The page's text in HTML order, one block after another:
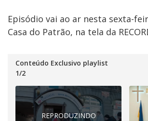
Episódio vai ao ar nesta sexta-
Casa do Patrão, na tela da
Conteúdo Exclusivo playlist
1/2
REPRODUZINDO